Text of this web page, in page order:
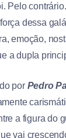
Pelo
dessa
emoção,
a dupla
por Pedro
a figura do
vai